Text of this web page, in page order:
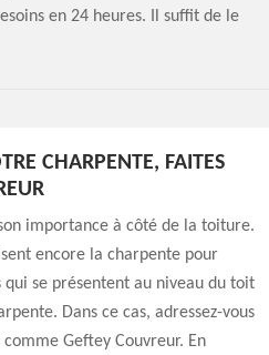
en 24 heures. Il suffit de le
CHARPENTE, FAITES
importance à côté de la toiture.
encore la charpente pour
se présentent au niveau du toit
Dans ce cas, adressez-vous
Geftey Couvreur. En